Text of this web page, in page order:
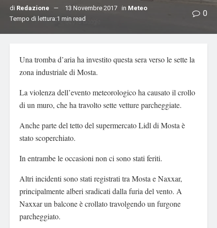
di Redazione 13 Novembre 2017 in Meteo
Tempo di lettura:1 min read
0
Una tromba d’aria ha investito questa sera verso le sette la
zona industriale di Mosta.
La violenza dell’evento meteorologico ha causato il crollo
di un muro, che ha travolto sette vetture parcheggiate.
Anche parte del tetto del supermercato Lidl di Mosta è
stato scoperchiato.
In entrambe le occasioni non ci sono stati feriti.
Altri incidenti sono stati registrati tra Mosta e Naxxar,
principalmente alberi sradicati dalla furia del vento. A
Naxxar un balcone è crollato travolgendo un furgone
parcheggiato.